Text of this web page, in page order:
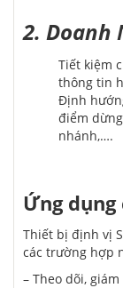
2. Doanh
Tiết kiệm
thông tin
Định
điểm
nhánh,….
Ứng
Thiết bị định vị
các trường hợp
– Theo dõi,